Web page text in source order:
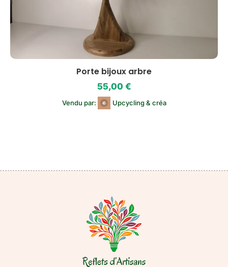
Porte bijoux arbre
55,00 €
Vendu par: Upcycling & créa